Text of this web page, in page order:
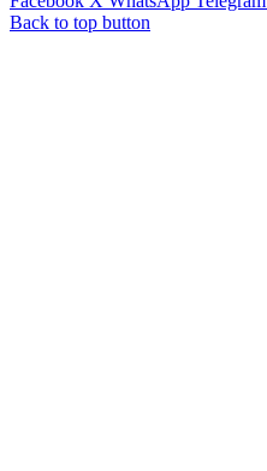
Back to top button